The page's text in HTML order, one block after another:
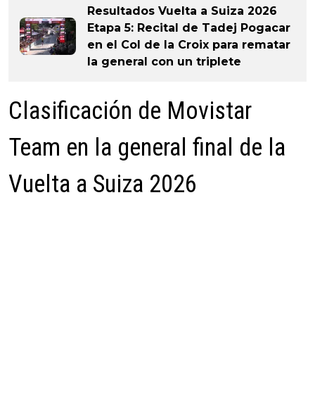
Resultados Vuelta a Suiza 2026
Etapa 5: Recital de Tadej Pogacar
en el Col de la Croix para rematar
la general con un triplete
Clasificación de Movistar
Team en la general final de la
Vuelta a Suiza 2026